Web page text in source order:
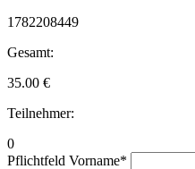
1782208449
Gesamt:
35.00 €
Teilnehmer:
0
Pflichtfeld Vorname*